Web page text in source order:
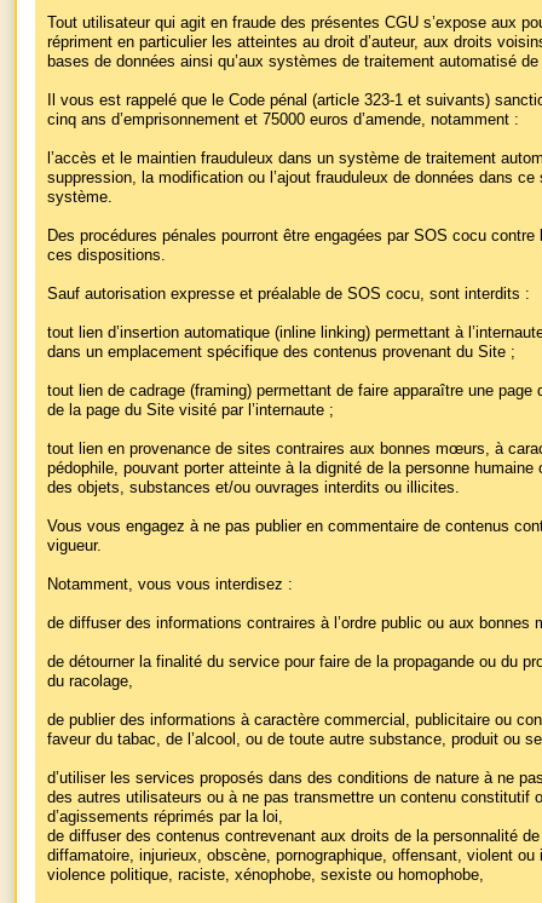
Tout utilisateur qui agit en fraude des présentes CGU s’expose aux
répriment en particulier les atteintes au droit d’auteur, aux droits
bases de données ainsi qu’aux systèmes de traitement automatisé
Il vous est rappelé que le Code pénal (article 323-1 et suivants)
cinq ans d’emprisonnement et 75000 euros d’amende, notamment :
l’accès et le maintien frauduleux dans un système de traitement
suppression, la modification ou l’ajout frauduleux de données dans
système.
Des procédures pénales pourront être engagées par SOS cocu
ces dispositions.
Sauf autorisation expresse et préalable de SOS cocu, sont interdits :
tout lien d’insertion automatique (inline linking) permettant à
dans un emplacement spécifique des contenus provenant du Site ;
tout lien de cadrage (framing) permettant de faire apparaître une page
de la page du Site visité par l’internaute ;
tout lien en provenance de sites contraires aux bonnes mœurs, à
pédophile, pouvant porter atteinte à la dignité de la personne
des objets, substances et/ou ouvrages interdits ou illicites.
Vous vous engagez à ne pas publier en commentaire de contenus
vigueur.
Notamment, vous vous interdisez :
de diffuser des informations contraires à l’ordre public ou aux bonnes
de détourner la finalité du service pour faire de la propagande ou du
du racolage,
de publier des informations à caractère commercial, publicitaire ou
faveur du tabac, de l’alcool, ou de toute autre substance, produit ou
d’utiliser les services proposés dans des conditions de nature à ne
des autres utilisateurs ou à ne pas transmettre un contenu constitutif
d’agissements réprimés par la loi,
de diffuser des contenus contrevenant aux droits de la personnalité
diffamatoire, injurieux, obscène, pornographique, offensant, violent
violence politique, raciste, xénophobe, sexiste ou homophobe,